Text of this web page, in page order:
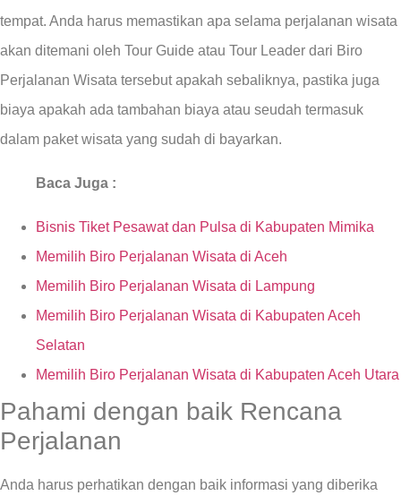
tempat. Anda harus memastikan apa selama perjalanan wisata
akan ditemani oleh Tour Guide atau Tour Leader dari Biro
Perjalanan Wisata tersebut apakah sebaliknya, pastika juga
biaya apakah ada tambahan biaya atau seudah termasuk
dalam paket wisata yang sudah di bayarkan.
Baca Juga :
Bisnis Tiket Pesawat dan Pulsa di Kabupaten Mimika
Memilih Biro Perjalanan Wisata di Aceh
Memilih Biro Perjalanan Wisata di Lampung
Memilih Biro Perjalanan Wisata di Kabupaten Aceh
Selatan
Memilih Biro Perjalanan Wisata di Kabupaten Aceh Utara
Pahami dengan baik Rencana
Perjalanan
Anda harus perhatikan dengan baik informasi yang diberika